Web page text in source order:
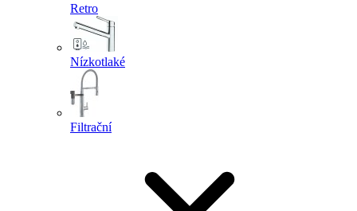
Retro
Nízkotlaké
Filtrační